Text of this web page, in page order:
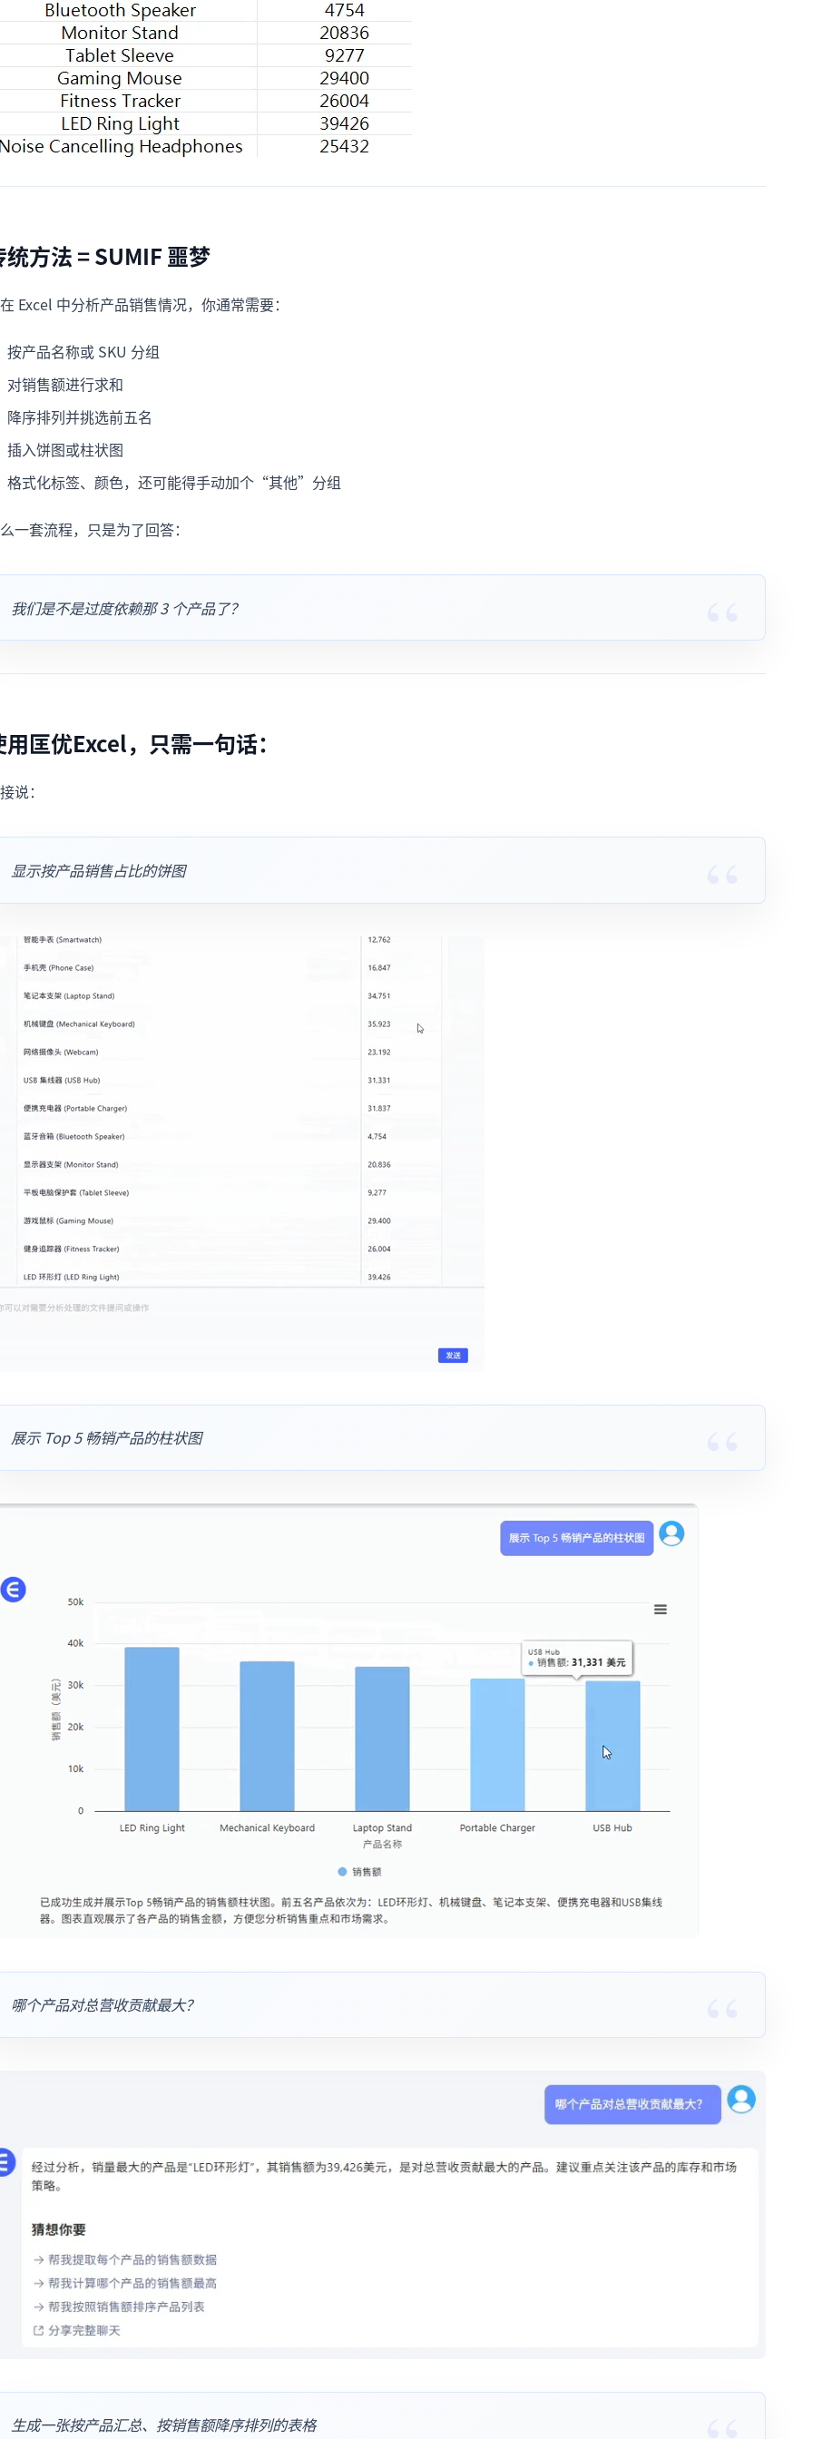
统方法 = SUMIF 噩梦
Excel 中分析产品销售情况，你通常需要：
按产品名称或 SKU 分组
对销售额进行求和
降序排列并挑选前五名
插入饼图或柱状图
格式化标签、颜色，还可能得手动加个“其他”分组
一套流程，只是为了回答：
我们是不是过度依赖那 3 个产品了？
用匡优Excel，只需一句话：
说：
显示按产品销售占比的饼图
展示 Top 5 畅销产品的柱状图
哪个产品对总营收贡献最大？
生成一张按产品汇总、按销售额降序排列的表格